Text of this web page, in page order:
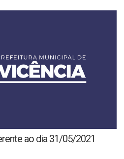
ao dia 31/05/2021